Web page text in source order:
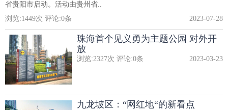
省贵阳市启动。活动由贵州省..
浏览:1449次 评论:0条 2023-07-28
珠海首个见义勇为主题公园 对外开
放
浏览:2327次 评论:0条 2023-03-23
九龙坡区：“网红地“的新看点